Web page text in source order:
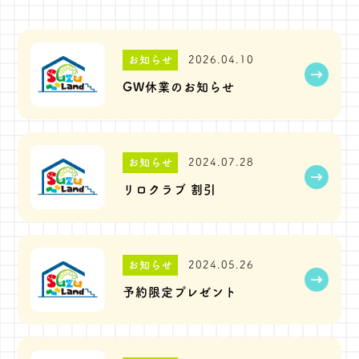
お知らせ 2026.04.10
GW休業のお知らせ
お知らせ 2024.07.28
リロクラブ 割引
お知らせ 2024.05.26
予約限定プレゼント